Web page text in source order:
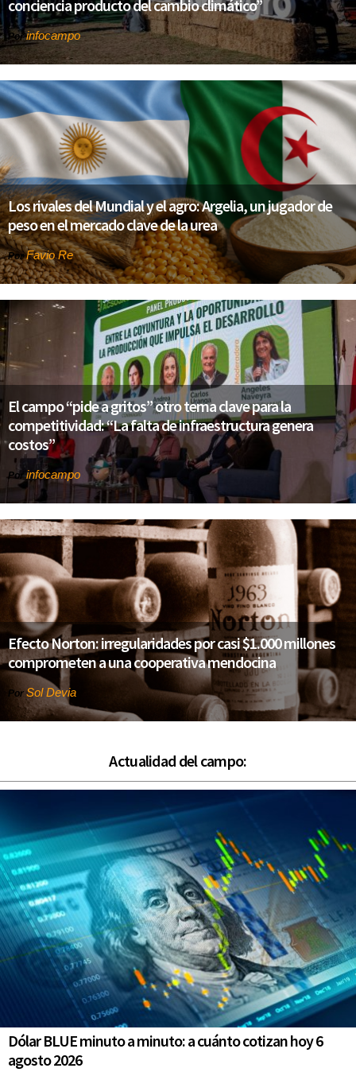
conciencia producto del cambio climático”
Porinfocampo
Los rivales del Mundial y el agro: Argelia, un jugador de
peso en el mercado clave de la urea
PorFavio Re
El campo “pide a gritos” otro tema clave para la
competitividad: “La falta de infraestructura genera
costos”
Porinfocampo
Efecto Norton: irregularidades por casi $1.000 millones
comprometen a una cooperativa mendocina
Por Sol Devia
Actualidad del campo:
Dólar BLUE minuto a minuto: a cuánto cotizan hoy 6
agosto 2026